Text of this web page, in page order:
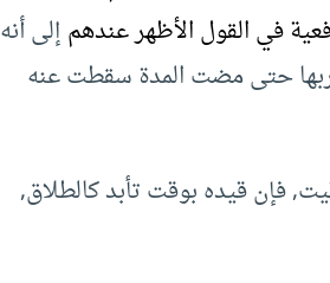
في القول الأظهر عندهمإلى أنه
حتى مضت المدة سقطت عنه
فإن قيده بوقت تأبد كالطلاق,